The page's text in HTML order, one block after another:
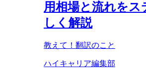
用相場と流れをス
しく解説
教えて！翻訳のこと
ハイキャリア編集部